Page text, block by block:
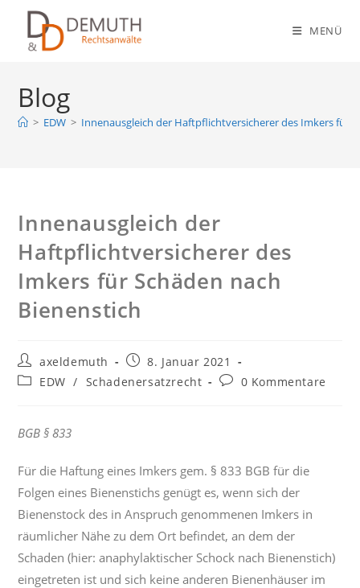
springen
MENÜ
Blog
> EDW > Innenausgleich der Haftpflichtversicherer des Imkers für
Innenausgleich der
Haftpflichtversicherer des
Imkers für Schäden nach
Bienenstich
Beitrags-
Autor:
axeldemuth
Beitrag
veröffentlicht:
8. Januar 2021
Beitrags-
EDW / Schadenersatzrecht
Beitrags-
0 Kommentare
BGB § 833
Für die Haftung eines Imkers gem. § 833 BGB für die
Folgen eines Bienenstichs genügt es, wenn sich der
Bienenstock des in Anspruch genommenen Imkers in
räumlicher Nähe zu dem Ort befindet, an dem der
Schaden (hier: anaphylaktischer Schock nach Bienenstich)
eingetreten ist und sich keine anderen Bienenhäuser im